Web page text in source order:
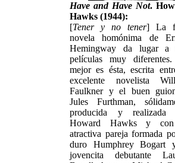
Have and Have Not.
Hawks (1944):
[Tener y no tener] La
novela homónima de
Hemingway da lugar a
películas muy
mejor es ésta, escrita
excelente novelista
Faulkner y el buen
Jules Furthman,
producida y realizada
Howard Hawks y
atractiva pareja formada
duro Humphrey Bogart
jovencita debutante